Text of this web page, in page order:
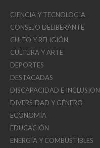
CIENCIA Y TECNOLOGIA
CONSEJO DELIBERANTE
CULTO Y RELIGIÓN
CULTURA Y ARTE
DEPORTES
DESTACADAS
DISCAPACIDAD E INCLUSION
DIVERSIDAD Y GÉNERO
ECONOMÍA
EDUCACIÓN
ENERGÍA Y COMBUSTIBLES